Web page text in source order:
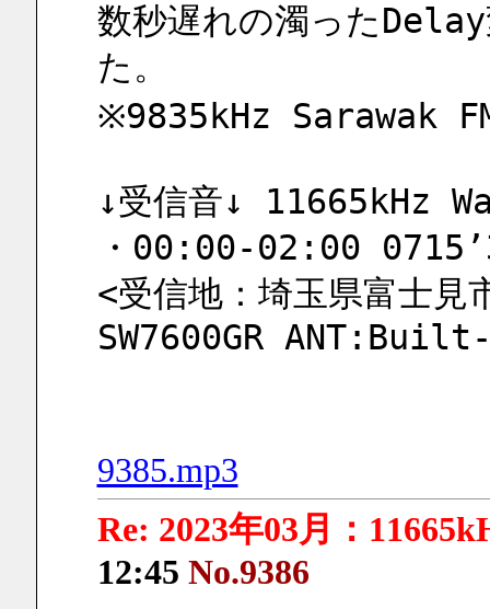
数秒遅れの濁った
た。
※9835kHz Sarawak
↓受信音↓ 11665kHz
・00:00-02:00
<受信地：埼玉県富士
SW7600GR
9385.mp3
Re: 2023年03月：
12:45 No.9386